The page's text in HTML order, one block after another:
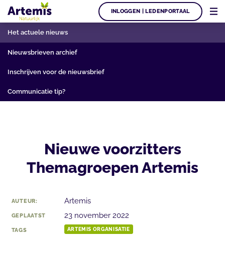
INLOGGEN | LEDENPORTAAL
Het actuele nieuws
Nieuwsbrieven archief
Inschrijven voor de nieuwsbrief
Communicatie tip?
Nieuwe voorzitters
Themagroepen Artemis
AUTEUR: Artemis
GEPLAATST 23 november 2022
TAGS ARTEMIS ORGANISATIE